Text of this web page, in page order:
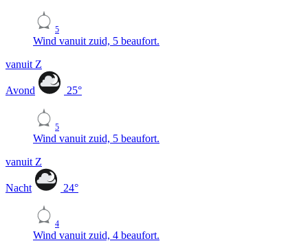
5
Wind vanuit zuid, 5 beaufort.
vanuit Z
Avond 25°
5
Wind vanuit zuid, 5 beaufort.
vanuit Z
Nacht 24°
4
Wind vanuit zuid, 4 beaufort.